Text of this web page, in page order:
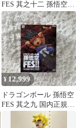
FES 其之十二 孫悟空
フィギュア
¥12,999
ドラゴンボール 孫悟空
FES 其之九 国内正規品
新品未開封 フィギュア